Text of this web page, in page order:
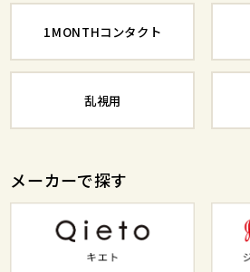
1MONTHコンタクト
乱視用
メーカーで探す